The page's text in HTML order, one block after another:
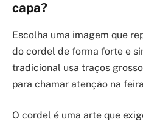
capa?
Escolha uma imagem que
do cordel de forma forte e
tradicional usa traços
para chamar atenção na
O cordel é uma arte que